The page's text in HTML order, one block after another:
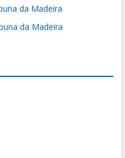
da Madeira
da Madeira